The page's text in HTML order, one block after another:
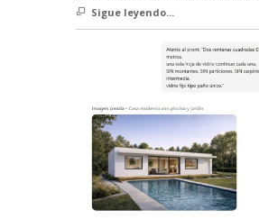
Sigue leyendo...